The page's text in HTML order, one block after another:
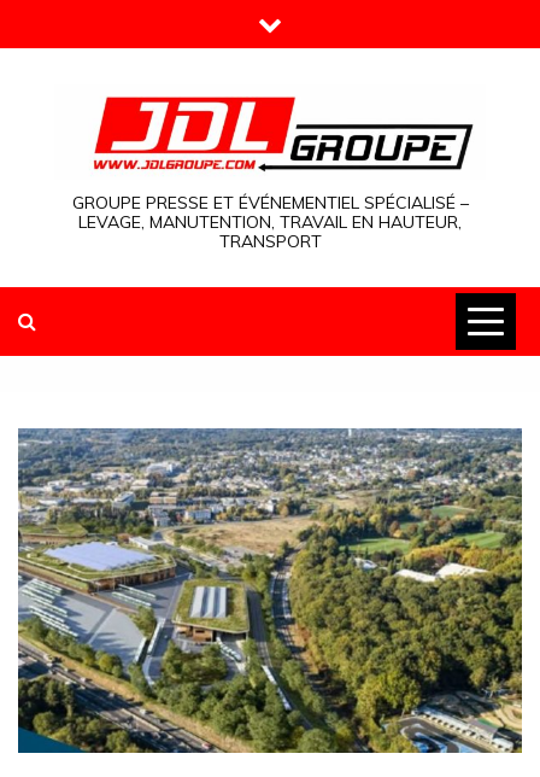
to
GROUPE PRESSE ET ÉVÉNEMENTIEL SPÉCIALISÉ –
LEVAGE, MANUTENTION, TRAVAIL EN HAUTEUR,
TRANSPORT